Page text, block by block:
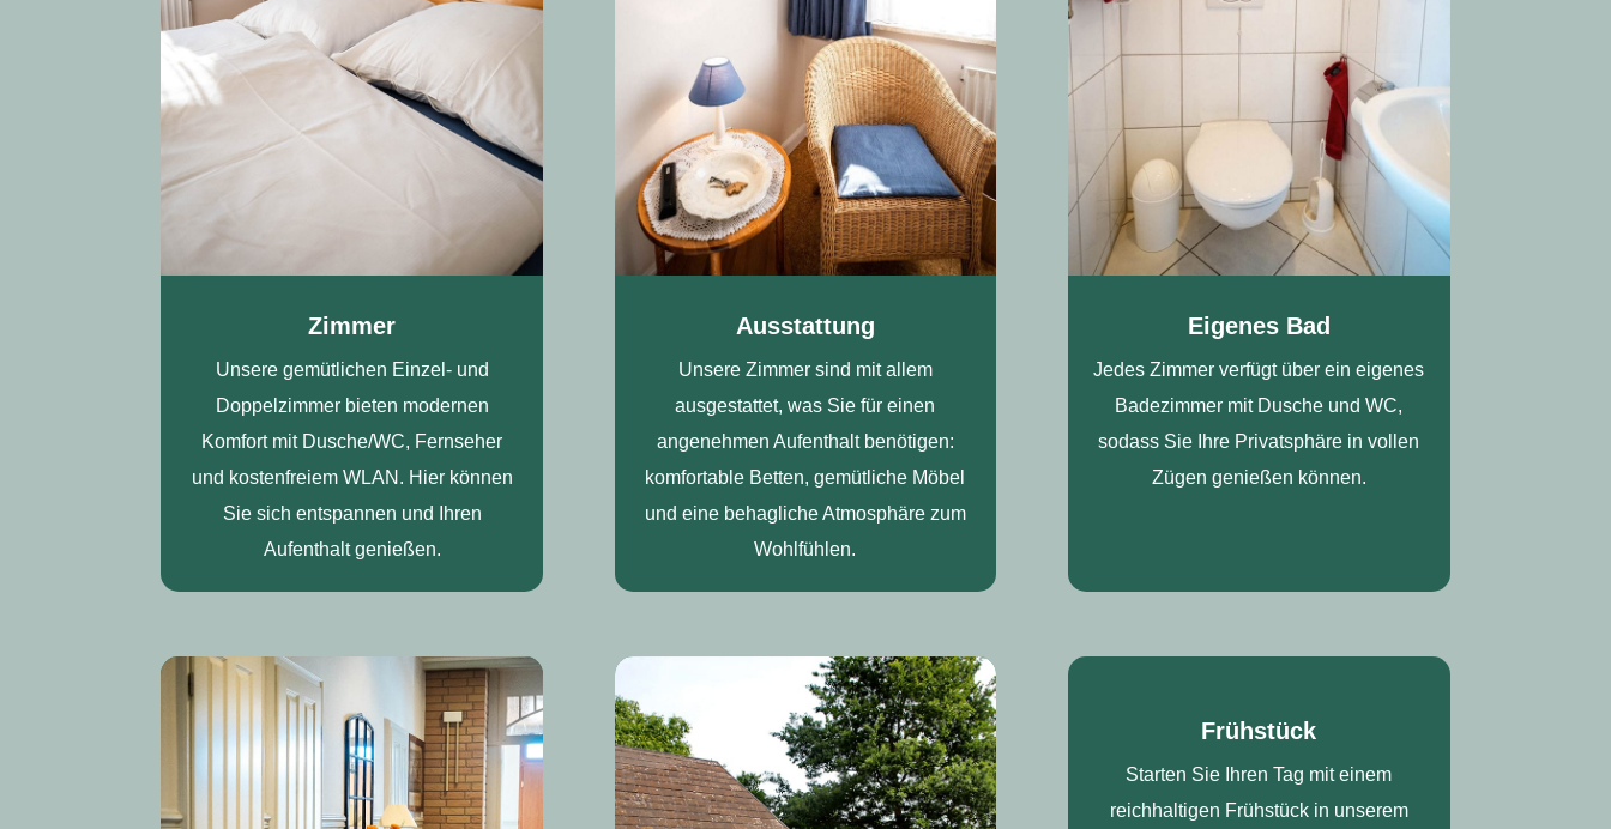
Zimmer
Unsere gemütlichen Einzel- und
Doppelzimmer bieten modernen
Komfort mit Dusche/WC, Fernseher
und kostenfreiem WLAN. Hier können
Sie sich entspannen und Ihren
Aufenthalt genießen.
Ausstattung
Unsere Zimmer sind mit allem
ausgestattet, was Sie für einen
angenehmen Aufenthalt benötigen:
komfortable Betten, gemütliche Möbel
und eine behagliche Atmosphäre zum
Wohlfühlen.
Eigenes Bad
Jedes Zimmer verfügt über ein eigenes
Badezimmer mit Dusche und WC,
sodass Sie Ihre Privatsphäre in vollen
Zügen genießen können.
Frühstück
Starten Sie Ihren Tag mit einem
reichhaltigen Frühstück in unserem